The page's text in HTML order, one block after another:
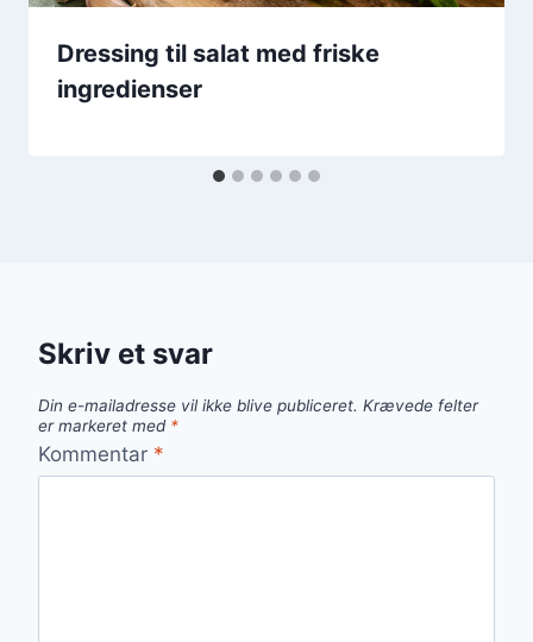
Dressing til salat med friske
ingredienser
Skriv et svar
Din e-mailadresse vil ikke blive publiceret. Krævede felter
er markeret med *
Kommentar *